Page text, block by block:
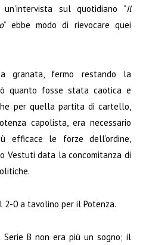
sul quotidiano “Il
” ebbe modo di rievocare quei
granata, fermo restando la
quanto fosse stata caotica e
per quella partita di cartello,
capolista, era necessario
efficace le forze dell’ordine,
data la concomitanza di
2-0 a tavolino per il Potenza.
B non era più un sogno; il